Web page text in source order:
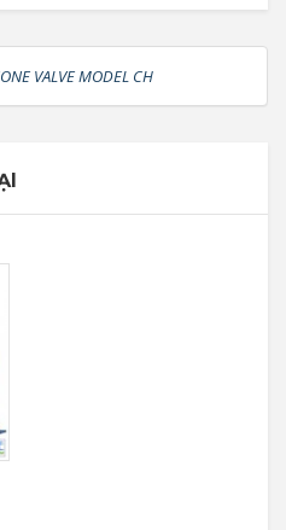
VALVE MODEL CH